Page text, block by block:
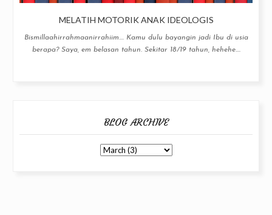
MELATIH MOTORIK ANAK IDEOLOGIS
Bismillaahirrahmaanirrahiim.... Kamu dulu bayangin jadi Ibu di usia
berapa? Saya, em belasan tahun. Sekitar 18/19 tahun, hehehe....
BLOG ARCHIVE